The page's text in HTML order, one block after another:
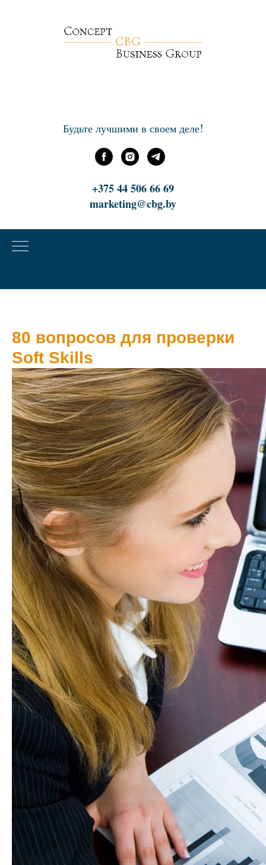
Будьте лучшими в своем деле!
+375 44 506 66 69
marketing@cbg.by
80 вопросов для проверки
Soft Skills